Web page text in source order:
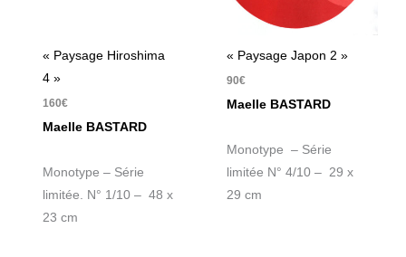
« Paysage Hiroshima
4 »
160€
Maelle BASTARD
Monotype – Série
limitée. N° 1/10 – 48 x
23 cm
« Paysage Japon 2 »
90€
Maelle BASTARD
Monotype – Série
limitée N° 4/10 – 29 x
29 cm